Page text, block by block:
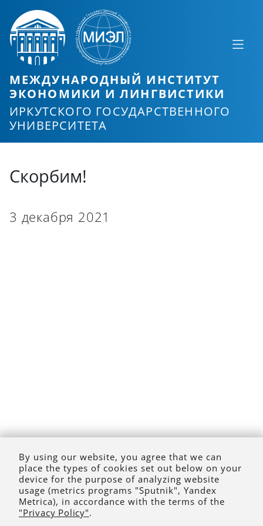
МЕЖДУНАРОДНЫЙ ИНСТИТУТ
ЭКОНОМИКИ И ЛИНГВИСТИКИ
ИРКУТСКОГО ГОСУДАРСТВЕННОГО
УНИВЕРСИТЕТА
Скорбим!
3 декабря 2021
By using our website, you agree that we can
place the types of cookies set out below on your
device for the purpose of analyzing website
usage (metrics programs "Sputnik", Yandex
Metrica), in accordance with the terms of the
"Privacy Policy".